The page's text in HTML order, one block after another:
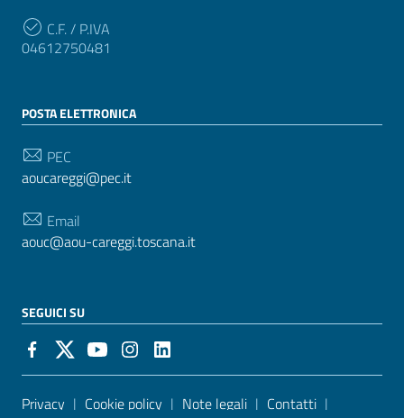
C.F. / P.IVA
04612750481
POSTA ELETTRONICA
PEC
aoucareggi@pec.it
Email
aouc@aou-careggi.toscana.it
SEGUICI SU
Sezione Link Utili
Privacy | Cookie policy | Note legali | Contatti |